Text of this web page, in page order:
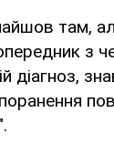
там,
з
діагноз,